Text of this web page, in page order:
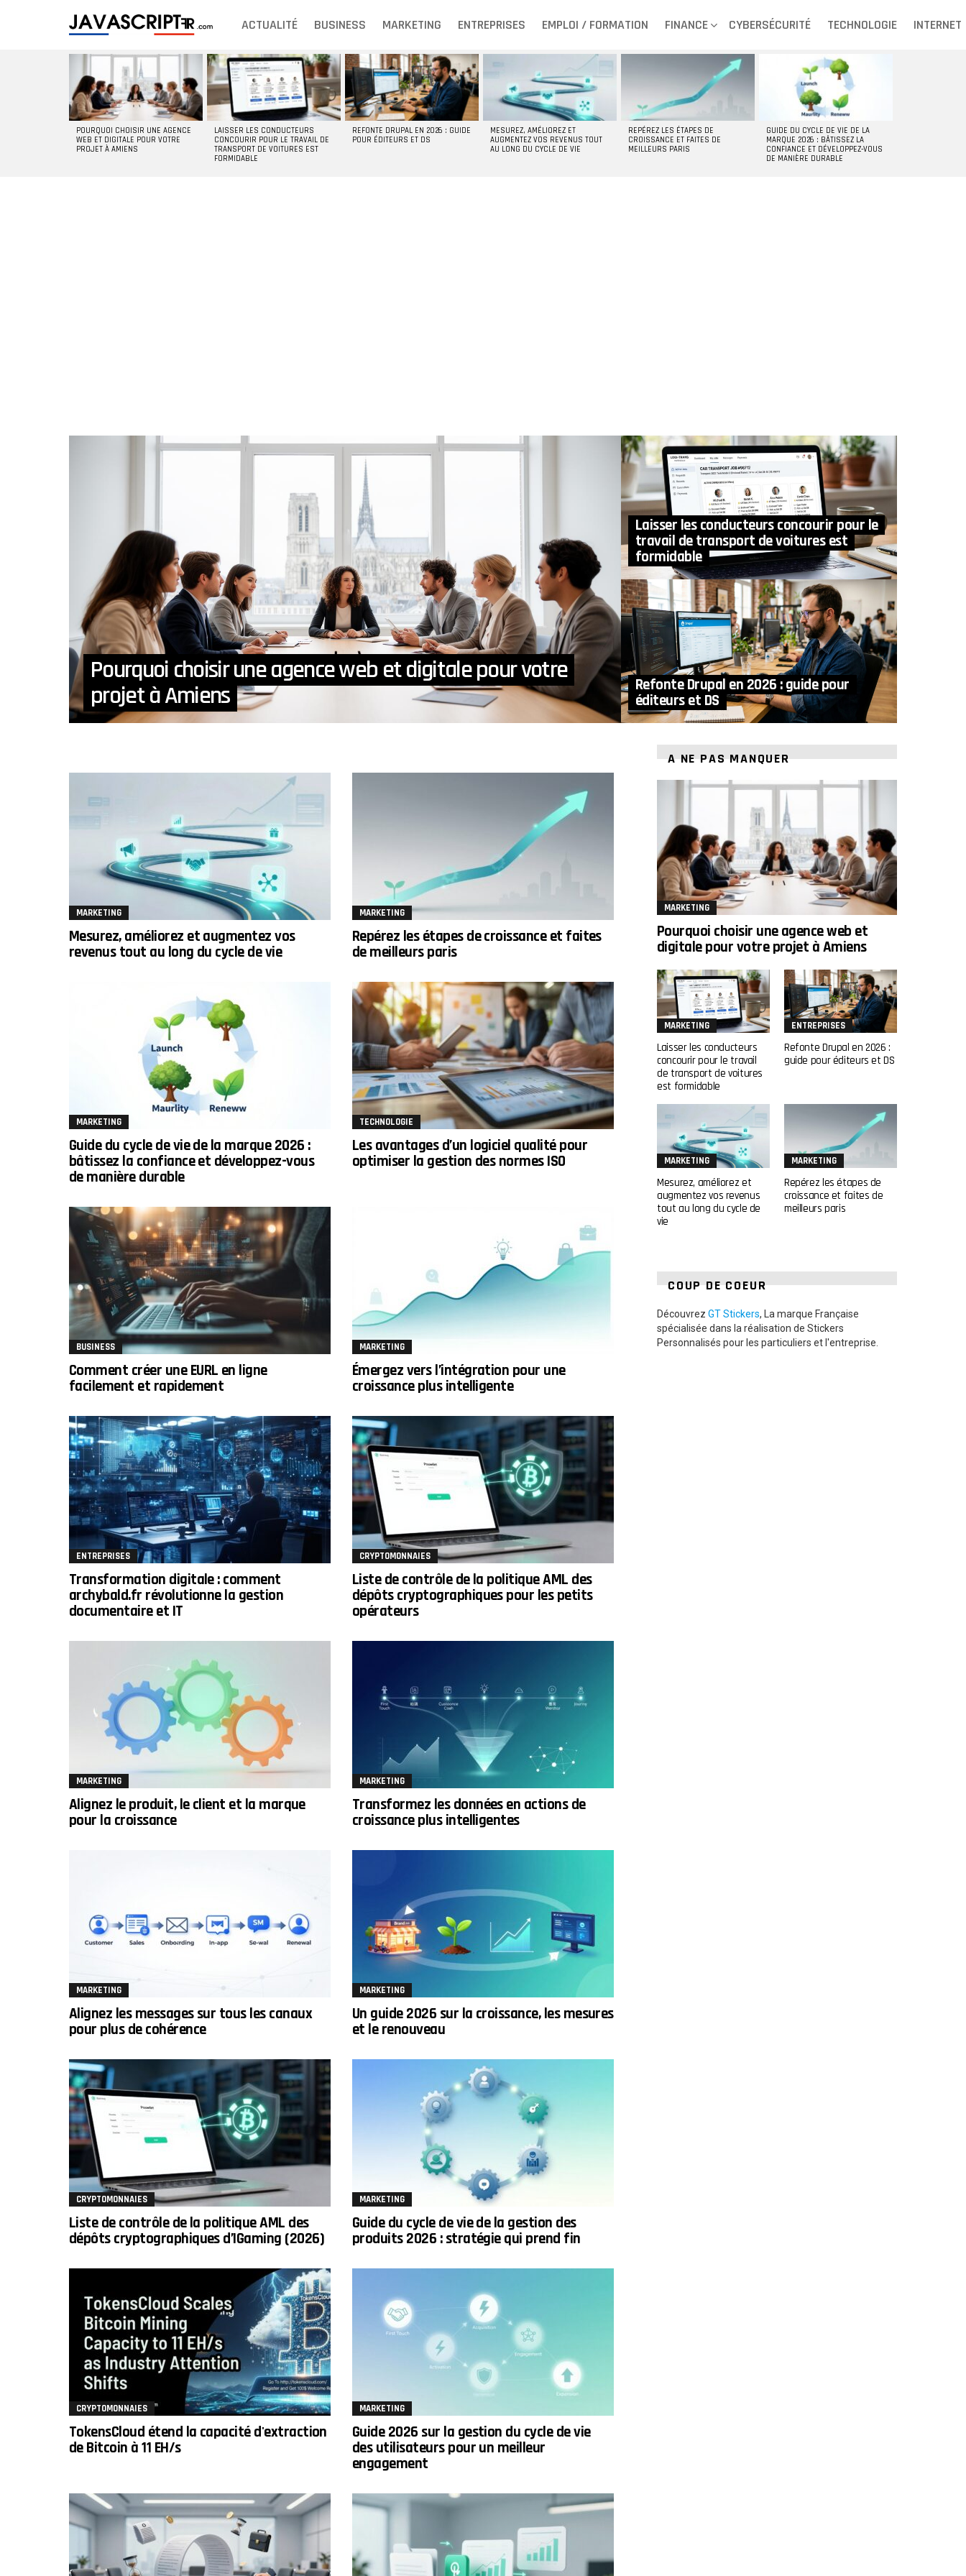
ACTUALITÉ BUSINESS MARKETING ENTREPRISES EMPLOI / FORMATION FINANCE CYBERSÉCURITÉ TECHNOLOGIE INTERNET
POURQUOI CHOISIR UNE AGENCE
WEB ET DIGITALE POUR VOTRE
PROJET À AMIENS
LAISSER LES CONDUCTEURS
CONCOURIR POUR LE TRAVAIL DE
TRANSPORT DE VOITURES EST
FORMIDABLE
REFONTE DRUPAL EN 2026 : GUIDE
POUR ÉDITEURS ET DS
MESUREZ, AMÉLIOREZ ET
AUGMENTEZ VOS REVENUS TOUT
AU LONG DU CYCLE DE VIE
REPÉREZ LES ÉTAPES DE
CROISSANCE ET FAITES DE
MEILLEURS PARIS
GUIDE DU CYCLE DE VIE DE LA
MARQUE 2026 : BÂTISSEZ LA
CONFIANCE ET DÉVELOPPEZ-VOUS
DE MANIÈRE DURABLE
Pourquoi choisir une agence web et digitale pour votre
projet à Amiens
Laisser les conducteurs concourir pour le
travail de transport de voitures est
formidable
Refonte Drupal en 2026 : guide pour
éditeurs et DS
MARKETING
Mesurez, améliorez et augmentez vos
revenus tout au long du cycle de vie
MARKETING
Repérez les étapes de croissance et faites
de meilleurs paris
MARKETING
Guide du cycle de vie de la marque 2026 :
bâtissez la confiance et développez-vous
de manière durable
TECHNOLOGIE
Les avantages d’un logiciel qualité pour
optimiser la gestion des normes ISO
BUSINESS
Comment créer une EURL en ligne
facilement et rapidement
MARKETING
Émergez vers l’intégration pour une
croissance plus intelligente
ENTREPRISES
Transformation digitale : comment
archybald.fr révolutionne la gestion
documentaire et IT
CRYPTOMONNAIES
Liste de contrôle de la politique AML des
dépôts cryptographiques pour les petits
opérateurs
MARKETING
Alignez le produit, le client et la marque
pour la croissance
MARKETING
Transformez les données en actions de
croissance plus intelligentes
MARKETING
Alignez les messages sur tous les canaux
pour plus de cohérence
MARKETING
Un guide 2026 sur la croissance, les mesures
et le renouveau
CRYPTOMONNAIES
Liste de contrôle de la politique AML des
dépôts cryptographiques d’IGaming (2026)
MARKETING
Guide du cycle de vie de la gestion des
produits 2026 : stratégie qui prend fin
CRYPTOMONNAIES
TokensCloud étend la capacité d'extraction
de Bitcoin à 11 EH/s
MARKETING
Guide 2026 sur la gestion du cycle de vie
des utilisateurs pour un meilleur
engagement
A NE PAS MANQUER
MARKETING
Pourquoi choisir une agence web et
digitale pour votre projet à Amiens
MARKETING
Laisser les conducteurs
concourir pour le travail
de transport de voitures
est formidable
ENTREPRISES
Refonte Drupal en 2026 :
guide pour éditeurs et DS
MARKETING
Mesurez, améliorez et
augmentez vos revenus
tout au long du cycle de
vie
MARKETING
Repérez les étapes de
croissance et faites de
meilleurs paris
COUP DE COEUR
Découvrez GT Stickers, La marque Française
spécialisée dans la réalisation de Stickers
Personnalisés pour les particuliers et l'entreprise.